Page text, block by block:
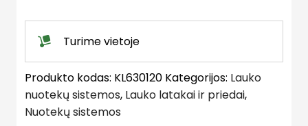
Turime vietoje
Produkto kodas: KL630120 Kategorijos: Lauko
nuotekų sistemos, Lauko latakai ir priedai,
Nuotekų sistemos